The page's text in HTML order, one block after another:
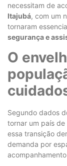
necessitam de
Itajubá, com um
tornaram
segurança e
O
Segundo dados
tornar um país de
essa transição
demanda por